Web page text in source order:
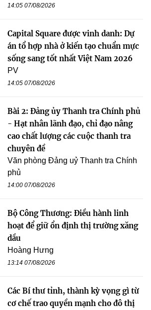
14:05 07/08/2026
Capital Square được vinh danh: Dự
án tổ hợp nhà ở kiến tạo chuẩn mực
sống sang tốt nhất Việt Nam 2026
PV
14:05 07/08/2026
Bài 2: Đảng ủy Thanh tra Chính phủ
- Hạt nhân lãnh đạo, chỉ đạo nâng
cao chất lượng các cuộc thanh tra
chuyên đề
Văn phòng Đảng uỷ Thanh tra Chính
phủ
14:00 07/08/2026
Bộ Công Thương: Điều hành linh
hoạt để giữ ổn định thị trường xăng
dầu
Hoàng Hưng
13:14 07/08/2026
Các Bí thư tỉnh, thành kỳ vọng gì từ
cơ chế trao quyền mạnh cho đô thị